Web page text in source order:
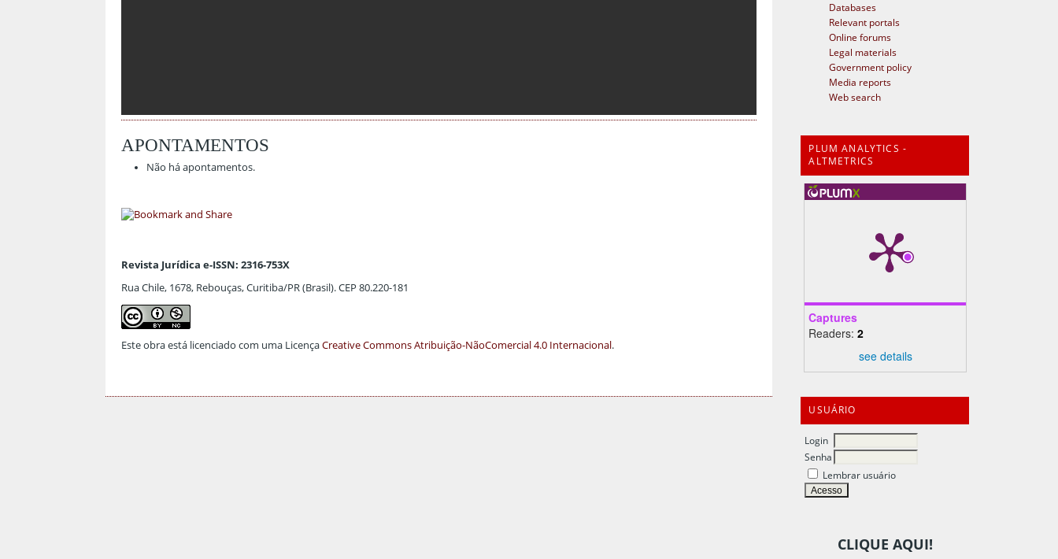
Databases
Relevant portals
Online forums
Legal materials
Government policy
Media reports
Web search
PLUM ANALYTICS -
ALTMETRICS
Captures
Readers:2
see details
USUÁRIO
Login
Senha
Lembrar usuário
CLIQUE AQUI!
APONTAMENTOS
Não há apontamentos.
Revista Jurídica e-ISSN: 2316-753X
Rua Chile, 1678, Rebouças, Curitiba/PR (Brasil). CEP 80.220-181
Este obra está licenciado com uma LicençaCreative Commons Atribuição-NãoComercial 4.0 Internacional.